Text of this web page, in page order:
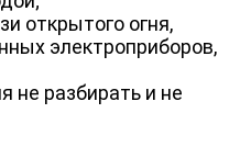
открытого огня,
электроприборов,
не разбирать и не